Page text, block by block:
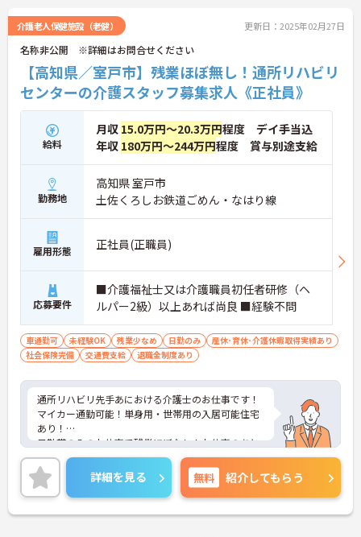
介護老人保健施設（老健） 更新日：2025年02月27日
名称非公開 ※詳細はお問合せください
【高知県／室戸市】残業ほぼ無し！通所リハビリ
センターの介護スタッフ募集求人《正社員》
給料
月収 15.0万円～20.3万円程度 デイ手当込
年収 180万円～244万円程度 賞与別途支給
勤務地
高知県 室戸市
土佐くろしお鉄道ごめん・なはり線
雇用形態 正社員(正職員)
応募要件
■介護福祉士又は介護職員初任者研修（ヘ
ルパー2級）以上あれば尚良 ■経験不問
車通勤可 未経験OK 残業少なめ 日勤のみ
産休･育休･介護休暇取得実績あり
社会保険完備
交通費支給 退職金制度あり
通所リハビリ先手あにおける介護士のお仕事です！
マイカー通勤可能！単身用・世帯用の入居可能住宅
あり！
日勤帯のみのお仕事で残業ほぼなし！お仕事のあと
の時間も有効に使えます。
ご興味ある方には、面接対策ポイントなど、さらに
詳細をお話しいたしますのでお気軽にご相談くださ
い！
詳細を見る 無料 紹介してもらう